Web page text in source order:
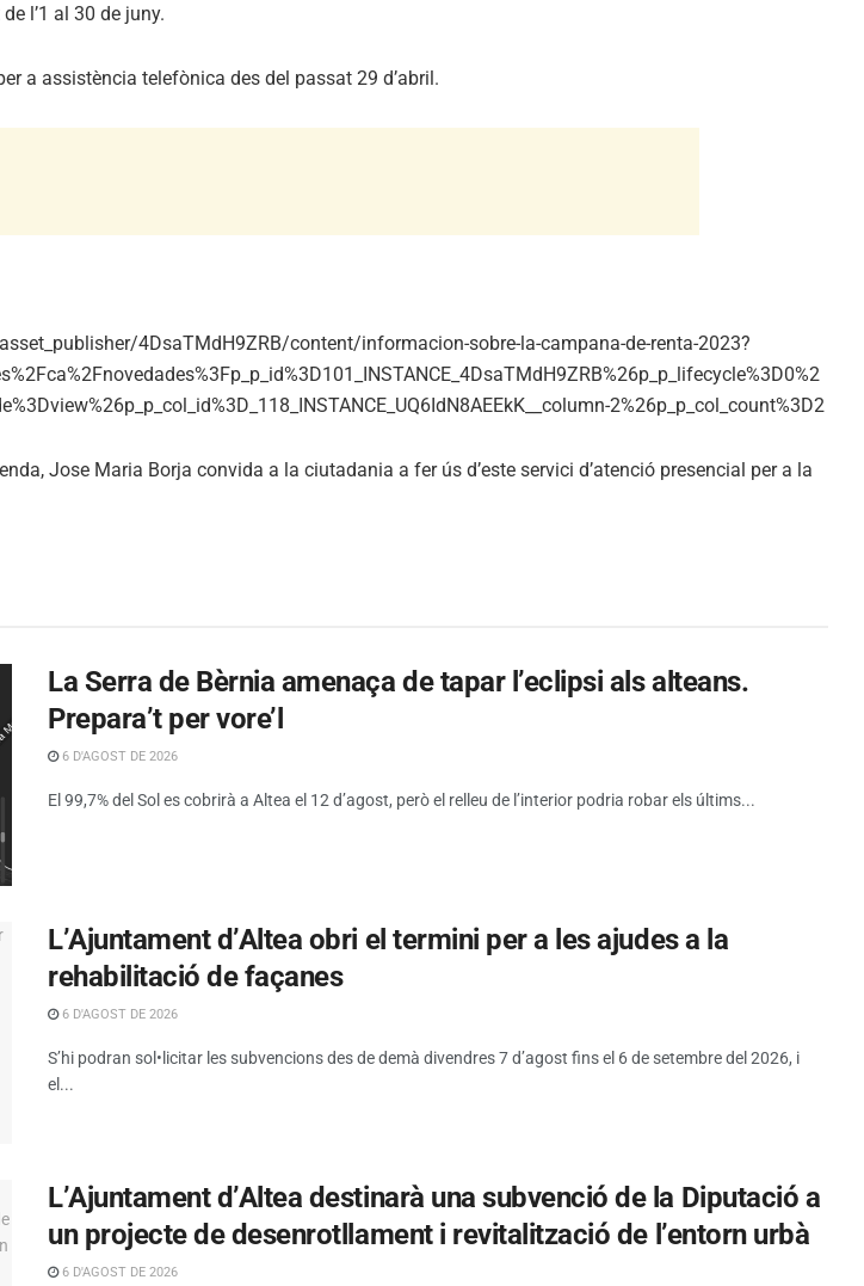
l’1 al 30 de juny.
a assistència telefònica des del passat 29 d’abril.
4DsaTMdH9ZRB/content/informacion-sobre-la-campana-de-renta-2023?
2%26p_p_col_count%3D2
Jose Maria Borja convida a la ciutadania a fer ús d’este servici d’atenció presencial per a la
La Serra de Bèrnia amenaça de tapar l’eclipsi als alteans.
Prepara’t per vore’l
6 D'AGOST DE 2026
El 99,7% del Sol es cobrirà a Altea el 12 d’agost, però el relleu de l’interior podria robar els últims...
L’Ajuntament d’Altea obri el termini per a les ajudes a la
rehabilitació de façanes
6 D'AGOST DE 2026
S’hi podran sol•licitar les subvencions des de demà divendres 7 d’agost fins el 6 de setembre del 2026, i
el...
L’Ajuntament d’Altea destinarà una subvenció de la Diputació a
un projecte de desenrotllament i revitalització de l’entorn urbà
6 D'AGOST DE 2026